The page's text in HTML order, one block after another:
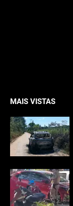
MAIS VISTAS